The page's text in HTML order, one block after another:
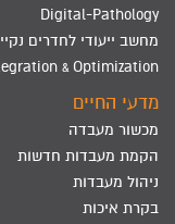
Digital-Pathology
מחשב ייעודי לחדרים
& Optimization
מדעי החיים
מכשור מעבדה
הקמת מעבדות חדשות
ניהול מעבדות
בקרת איכות